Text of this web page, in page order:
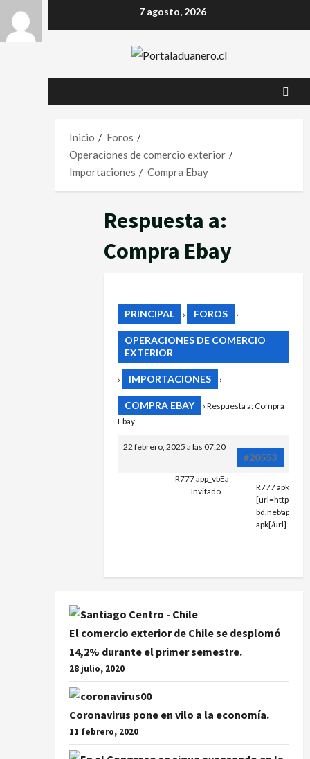
7 agosto, 2026
Inicio
Foros
Operaciones de comercio exterior
Importaciones
Compra Ebay
Respuesta a:
Compra Ebay
PRINCIPAL › FOROS ›
OPERACIONES DE COMERCIO
EXTERIOR
› IMPORTACIONES ›
COMPRA EBAY › Respuesta a: Compra
Ebay
22 febrero, 2025 a las 07:20
#20553
R777 app_vbEa
Invitado
R777 apk
[url=http://
bd.net/app/
apk[/url] .
El comercio exterior de Chile se desplomó
14,2% durante el primer semestre.
28 julio, 2020
Coronavirus pone en vilo a la economía.
11 febrero, 2020